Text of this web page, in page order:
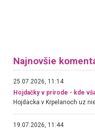
Najnovšie
25.07.2026, 11:14
Hojdačky v prírode - kde
19.07.2026, 11:44